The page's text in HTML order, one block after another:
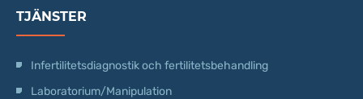
TJÄNSTER
Infertilitetsdiagnostik och fertilitetsbehandling
Laboratorium/Manipulation